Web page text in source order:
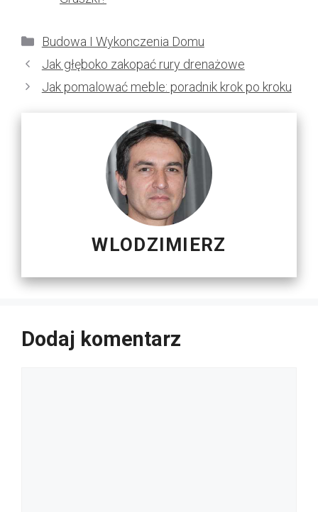
Kategorie
Budowa I Wykonczenia Domu
Jak głęboko zakopać rury drenażowe
Jak pomalować meble: poradnik krok po kroku
WLODZIMIERZ
Dodaj komentarz